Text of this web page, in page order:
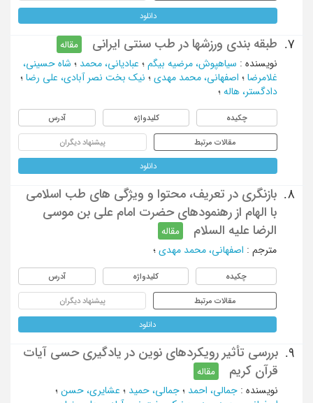
دانلود
7. طبقه بندی ورزشها در طب سنتی ایرانی
مقاله
نویسنده : سیاهپوش، مرضیه بیگم ؛ عبادیانی، محمد ؛ شاه حسینی،
غلامرضا ؛ اصفهانی، محمد مهدی ؛ نیک بخت نصر آبادی، علی رضا ؛
دادگستر، هاله ؛
چکیده کلیدواژه آدرس
مقالات مرتبط پیشنهاد دیگران
دانلود
8.
بازنگری در تعریف، محتوا و ویژگی های طب اسلامی
با الهام از رهنمودهای حضرت امام علی بن موسی
الرضا علیه السلام
مقاله
مترجم : اصفهانی، محمد مهدی ؛
چکیده کلیدواژه آدرس
مقالات مرتبط پیشنهاد دیگران
دانلود
9.
بررسی تأثیر رویکردهای نوین در یادگیری حسی آیات
قرآن کریم
مقاله
نویسنده : جمالی، احمد ؛ جمالی، حمید ؛ عشایری، حسن ؛